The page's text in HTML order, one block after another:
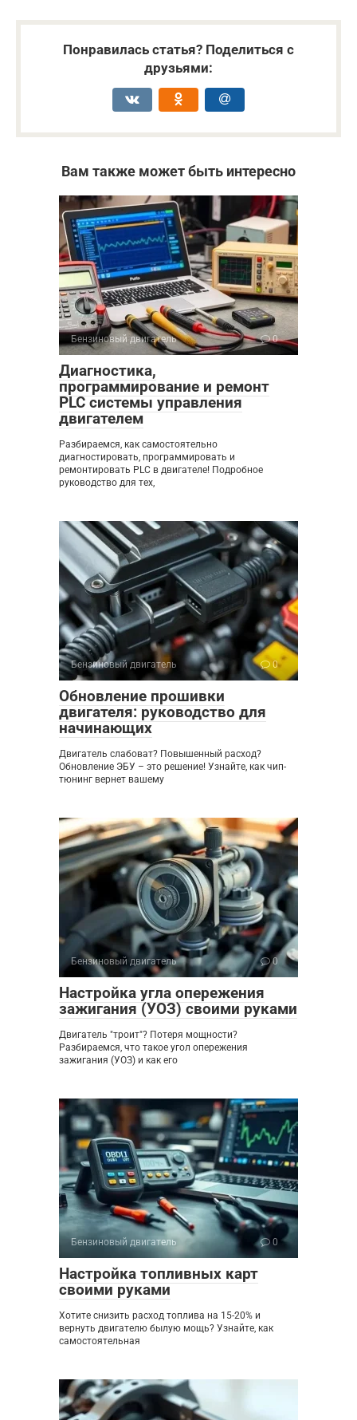
Понравилась статья? Поделиться с
друзьями:
Вам также может быть интересно
Бензиновый двигатель 0
Диагностика,
программирование и ремонт
PLC системы управления
двигателем
Разбираемся, как самостоятельно
диагностировать, программировать и
ремонтировать PLC в двигателе! Подробное
руководство для тех,
Бензиновый двигатель 0
Обновление прошивки
двигателя: руководство для
начинающих
Двигатель слабоват? Повышенный расход?
Обновление ЭБУ – это решение! Узнайте, как чип-
тюнинг вернет вашему
Бензиновый двигатель 0
Настройка угла опережения
зажигания (УОЗ) своими руками
Двигатель "троит"? Потеря мощности?
Разбираемся, что такое угол опережения
зажигания (УОЗ) и как его
Бензиновый двигатель 0
Настройка топливных карт
своими руками
Хотите снизить расход топлива на 15-20% и
вернуть двигателю былую мощь? Узнайте, как
самостоятельная